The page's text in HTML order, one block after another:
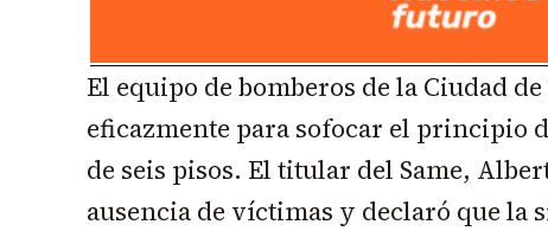
El equipo de bomberos de la Ciudad
eficazmente para sofocar el principio
de seis pisos. El titular del Same,
ausencia de víctimas y declaró que la